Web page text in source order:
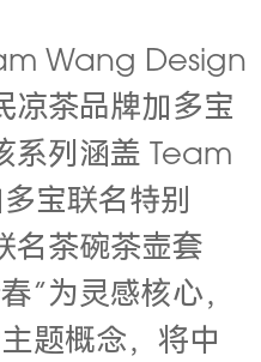
Wang Design
凉茶品牌加多宝
系列涵盖 Team
宝联名特别
名茶碗茶壶套
”为灵感核心，
题概念，将中